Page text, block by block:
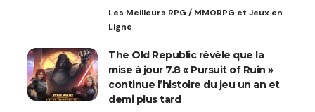
Les Meilleurs RPG / MMORPG et Jeux en
Ligne
The Old Republic révèle que la
mise à jour 7.8 « Pursuit of Ruin »
continue l’histoire du jeu un an et
demi plus tard